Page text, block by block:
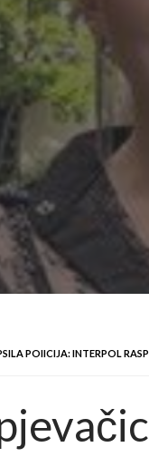
POIICIJA: INTERPOL